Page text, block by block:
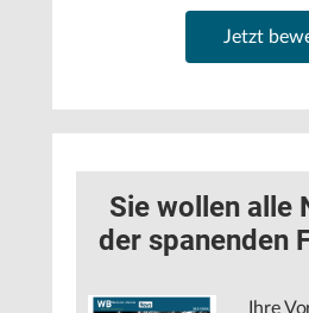
Jetzt
Sie wollen alle
der spanenden
Ihre